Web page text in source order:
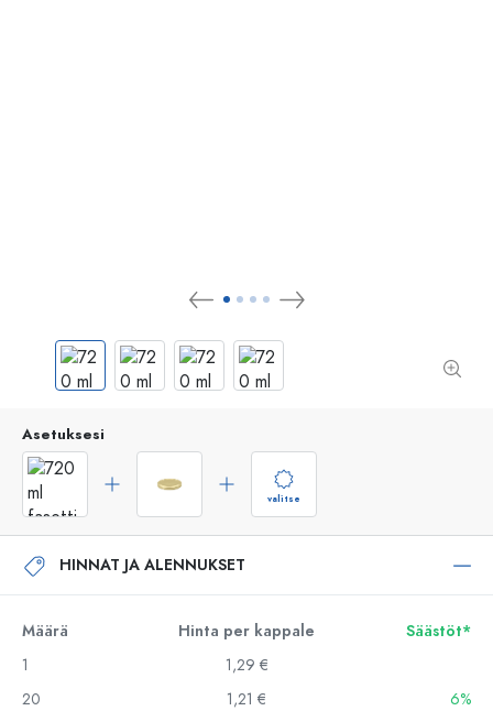
Asetuksesi
valitse
HINNAT JA ALENNUKSET
Määrä Hinta per kappale
Säästöt*
1
1,29 €
20
1,21 €
6%